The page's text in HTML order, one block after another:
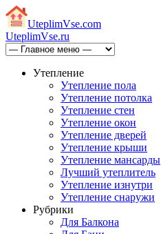
UteplimVse.com
UteplimVse.ru
Утепление
Утепление пола
Утепление потолка
Утепление стен
Утепление окон
Утепление дверей
Утепление крыши
Утепление мансарды
Лучший утеплитель
Утепление изнутри
Утепление снаружи
Рубрики
Для Балкона